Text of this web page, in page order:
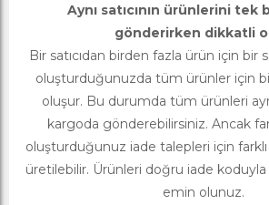
Aynı satıcının ürünlerini tek
gönderirken dikkatli
Bir satıcıdan birden fazla ürün için bir
oluşturduğunuzda tüm ürünler için
oluşur. Bu durumda tüm ürünleri
kargoda gönderebilirsiniz. Ancak
oluşturduğunuz iade talepleri için
üretilebilir. Ürünleri doğru iade
emin olunuz.